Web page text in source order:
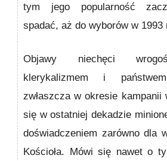
tym jego popularność
spadać, aż do wyborów w 1993
Objawy niechęci
klerykalizmem i
zwłaszcza w okresie kampanii
się w ostatniej dekadzie
doświadczeniem zarówno dla
Kościoła. Mówi się nawet o